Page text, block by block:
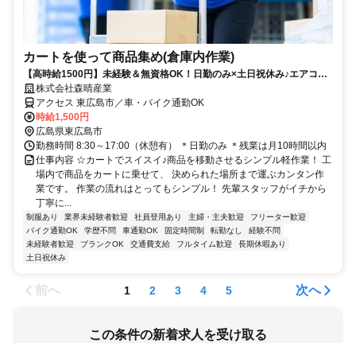
カートを使って商品集め(倉庫内作業)
【高時給1500円】未経験＆無資格OK！日勤のみ×土日祝休み♪エアコン
完備の快適室内ワーク◎正社員登用実績あり！
株式会社森晴産業
アクセス 東広島市／車・バイク通勤OK
時給1,500円
広島県東広島市
勤務時間 8:30～17:00（休憩有） ＊日勤のみ ＊残業は月10時間以内
仕事内容 ☆カートでスイスイ♪商品を移動させるシンプル軽作業！ 工
場内で商品をカートに乗せて、 決められた場所まで運ぶカンタン作
業です。 作業の流れはとってもシンプル！ 先輩スタッフがイチから
丁寧に...
制服あり 業界未経験者歓迎 社員登用あり 主婦・主夫歓迎
フリーター歓迎
バイク通勤OK
学歴不問 車通勤OK 固定時間制 転勤なし
経験不問
未経験者歓迎
ブランクOK 交通費支給 フルタイム歓迎
長期休暇あり
土日祝休み
前へ 1 2 3 4 5 次へ
この条件の新着求人を受け取る